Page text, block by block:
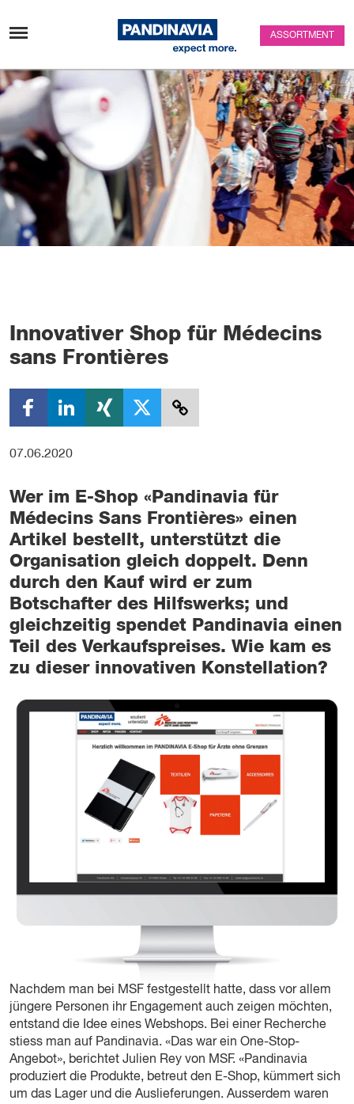
ASSORTMENT
Innovativer Shop für Médecins
sans Frontières
07.06.2020
Wer im E-Shop «Pandinavia für
Médecins Sans Frontières» einen
Artikel bestellt, unterstützt die
Organisation gleich doppelt. Denn
durch den Kauf wird er zum
Botschafter des Hilfswerks; und
gleichzeitig spendet Pandinavia einen
Teil des Verkaufspreises. Wie kam es
zu dieser innovativen Konstellation?
Nachdem man bei MSF festgestellt hatte, dass vor allem
jüngere Personen ihr Engagement auch zeigen möchten,
entstand die Idee eines Webshops. Bei einer Recherche
stiess man auf Pandinavia. «Das war ein One-Stop-
Angebot», berichtet Julien Rey von MSF. «Pandinavia
produziert die Produkte, betreut den E-Shop, kümmert sich
um das Lager und die Auslieferungen. Ausserdem waren